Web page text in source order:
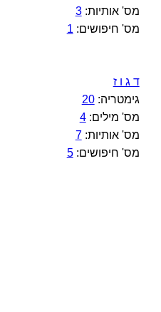
מס' אותיות:3
מס' חיפושים: 1
ד ג ו ז
גימטריה:20
מס' מילים:4
מס' אותיות:7
מס' חיפושים:5